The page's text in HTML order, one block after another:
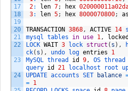
17
18
19
20
21
22
23
24
2: len 7; hex
3: len 5; hex 8000070800;
TRANSACTION 3868, ACTIVE 14
mysql tables in use 1, locked
LOCK WAIT 3 lock struct ( s ) ,
ck( s ) , undo log entries
1
MySQL thread id 9, OS thread
query id 21 localhost root
UPDATE accounts SET balance
= 1